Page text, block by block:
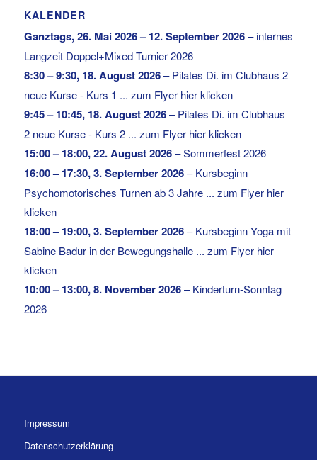
KALENDER
Ganztags,26. Mai 2026– 12. September 2026–internes
Langzeit Doppel+Mixed Turnier 2026
8:30– 9:30, 18. August 2026–Pilates Di. im Clubhaus 2
neue Kurse - Kurs 1 ... zum Flyer hier klicken
9:45– 10:45, 18. August 2026–Pilates Di. im Clubhaus
2 neue Kurse - Kurs 2 ... zum Flyer hier klicken
15:00– 18:00,22. August 2026–Sommerfest 2026
16:00– 17:30,3. September 2026–Kursbeginn
Psychomotorisches Turnen ab 3 Jahre ... zum Flyer hier
klicken
18:00– 19:00,3. September 2026–Kursbeginn Yoga mit
Sabine Badur in der Bewegungshalle ... zum Flyer hier
klicken
10:00– 13:00,8. November 2026–Kinderturn-Sonntag
2026
Impressum
Datenschutzerklärung